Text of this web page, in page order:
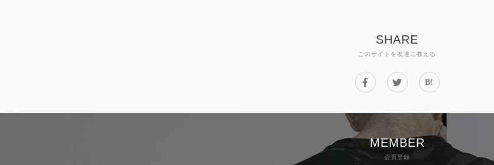
SHARE
このサイトを友達に教える
B!
MEMBER
会員登録